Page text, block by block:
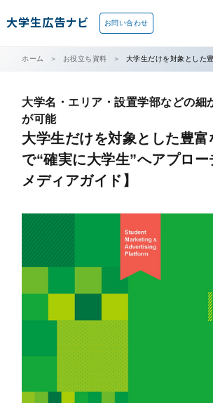
大学生広告ナビ お問い合わせ
ホーム お役立ち資料 大学生だけを対象とした
大学名・エリア・設置学部などの細
が可能
大学生だけを対象とした豊富
で“確実に大学生”へアプロー
メディアガイド】